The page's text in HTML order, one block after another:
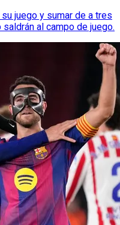
juego y sumar de a tres
al campo de juego.